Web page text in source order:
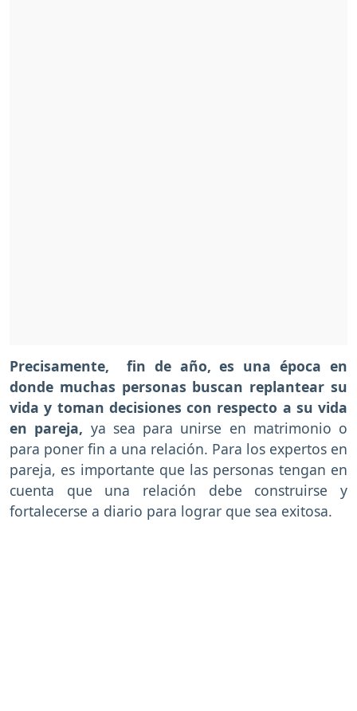
Precisamente, fin de año, es una época en
donde muchas personas buscan replantear su
vida y toman decisiones con respecto a su vida
en pareja, ya sea para unirse en matrimonio o
para poner fin a una relación. Para los expertos en
pareja, es importante que las personas tengan en
cuenta que una relación debe construirse y
fortalecerse a diario para lograr que sea exitosa.